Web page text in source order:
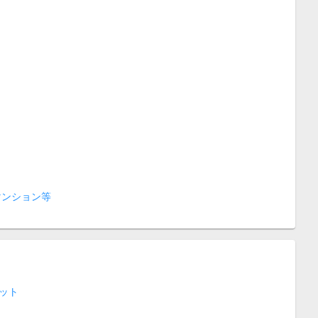
ション等
ト